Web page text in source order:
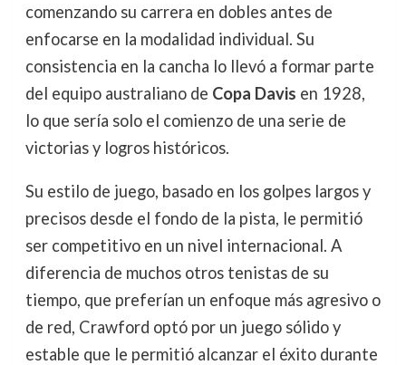
comenzando su carrera en dobles antes de
enfocarse en la modalidad individual. Su
consistencia en la cancha lo llevó a formar parte
del equipo australiano de Copa Davis en 1928,
lo que sería solo el comienzo de una serie de
victorias y logros históricos.
Su estilo de juego, basado en los golpes largos y
precisos desde el fondo de la pista, le permitió
ser competitivo en un nivel internacional. A
diferencia de muchos otros tenistas de su
tiempo, que preferían un enfoque más agresivo o
de red, Crawford optó por un juego sólido y
estable que le permitió alcanzar el éxito durante